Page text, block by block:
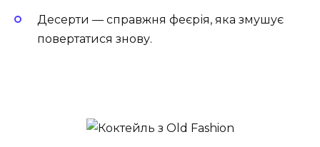
Десерти — справжня феєрія, яка змушує
повертатися знову.